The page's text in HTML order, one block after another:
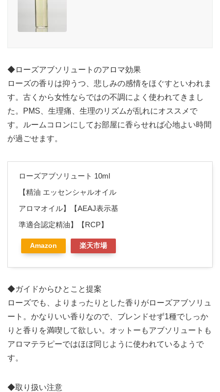
◆ローズアブソリュートのアロマ効果
ローズの香りは抑うつ、悲しみの感情をほぐすといわれま
す。古くから女性ならではの不調によく使われてきまし
た。PMS、生理痛、生理のリズムが乱れにオススメで
す。ルームコロンにしてお部屋に香らせれば心地よい時間
が過ごせます。
ローズアブソリュート 10ml
【精油 エッセンシャルオイル
アロマオイル】【AEAJ表示基
準適合認定精油】【RCP】
Amazon 楽天市場
◆ガイドからひとこと提案
ローズでも、よりまったりとした香りがローズアブソリュ
ート。かなりいい香りなので、ブレンドせず1種でしっか
りと香りを満喫して欲しい。オットーもアブソリュートも
アロマテラピーではほぼ同じように使われているようで
す。
◆取り扱い注意